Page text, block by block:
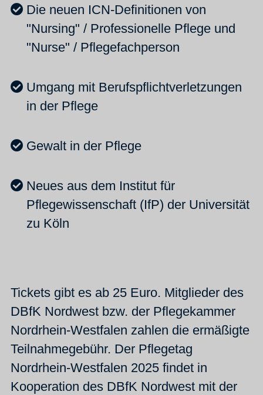
Die neuen ICN-Definitionen von
"Nursing" / Professionelle Pflege und
"Nurse" / Pflegefachperson
Umgang mit Berufspflichtverletzungen
in der Pflege
Gewalt in der Pflege
Neues aus dem Institut für
Pflegewissenschaft (IfP) der Universität
zu Köln
Tickets gibt es ab 25 Euro. Mitglieder des
DBfK Nordwest bzw. der Pflegekammer
Nordrhein-Westfalen zahlen die ermäßigte
Teilnahmegebühr. Der Pflegetag
Nordrhein-Westfalen 2025 findet in
Kooperation des DBfK Nordwest mit der